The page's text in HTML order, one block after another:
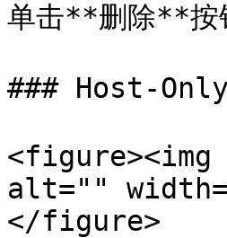
单击**删除**
### Host-
alt=""
</figure>